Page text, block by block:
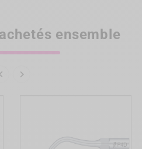
ensemble
 